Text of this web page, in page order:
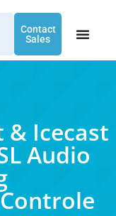
Contact
Sales
& Icecast
Audio